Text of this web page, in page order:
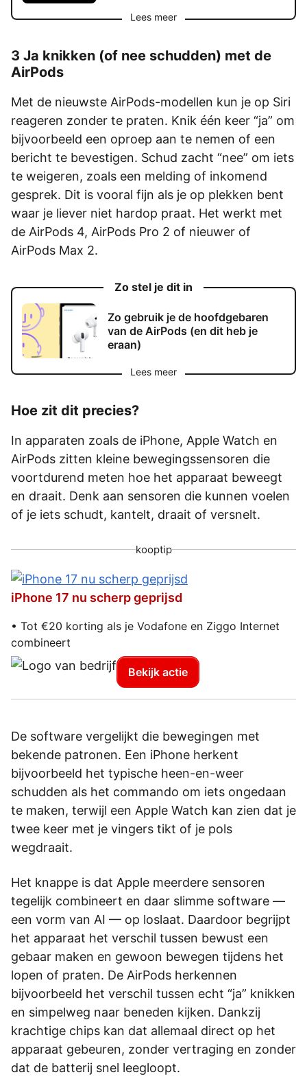
Lees meer
3 Ja knikken (of nee schudden) met de
AirPods
Met de nieuwste AirPods-modellen kun je op Siri
reageren zonder te praten. Knik één keer “ja” om
bijvoorbeeld een oproep aan te nemen of een
bericht te bevestigen. Schud zacht “nee” om iets
te weigeren, zoals een melding of inkomend
gesprek. Dit is vooral fijn als je op plekken bent
waar je liever niet hardop praat. Het werkt met
de AirPods 4, AirPods Pro 2 of nieuwer of
AirPods Max 2.
Zo stel je dit in
Lees meer
Zo gebruik je de hoofdgebaren
van de AirPods (en dit heb je
eraan)
Hoe zit dit precies?
In apparaten zoals de iPhone, Apple Watch en
AirPods zitten kleine bewegingssensoren die
voortdurend meten hoe het apparaat beweegt
en draait. Denk aan sensoren die kunnen voelen
of je iets schudt, kantelt, draait of versnelt.
kooptip
iPhone 17 nu scherp geprijsd
• Tot €20 korting als je Vodafone en Ziggo Internet
combineert
Bekijk actie
De software vergelijkt die bewegingen met
bekende patronen. Een iPhone herkent
bijvoorbeeld het typische heen-en-weer
schudden als het commando om iets ongedaan
te maken, terwijl een Apple Watch kan zien dat je
twee keer met je vingers tikt of je pols
wegdraait.
Het knappe is dat Apple meerdere sensoren
tegelijk combineert en daar slimme software —
een vorm van AI — op loslaat. Daardoor begrijpt
het apparaat het verschil tussen bewust een
gebaar maken en gewoon bewegen tijdens het
lopen of praten. De AirPods herkennen
bijvoorbeeld het verschil tussen echt “ja” knikken
en simpelweg naar beneden kijken. Dankzij
krachtige chips kan dat allemaal direct op het
apparaat gebeuren, zonder vertraging en zonder
dat de batterij snel leegloopt.